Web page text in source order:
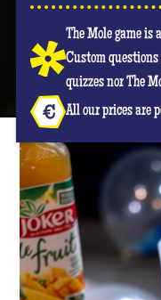
The Mole game is
Custom
quizzes nor The
All our prices are